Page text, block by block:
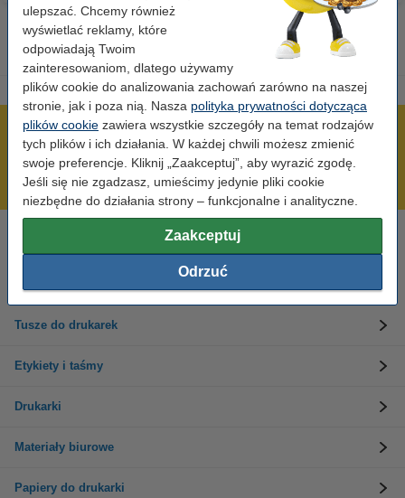
ulepszać. Chcemy również
wyświetlać reklamy, które
odpowiadają Twoim
zainteresowaniom, dlatego używamy
plików cookie do analizowania zachowań zarówno na naszej
stronie, jak i poza nią. Nasza polityka prywatności dotycząca
plików cookie zawiera wszystkie szczegóły na temat rodzajów
tych plików i ich działania. W każdej chwili możesz zmienić
swoje preferencje. Kliknij „Zaakceptuj”, aby wyrazić zgodę.
Jeśli się nie zgadzasz, umieścimy jedynie pliki cookie
niezbędne do działania strony – funkcjonalne i analityczne.
Zaakceptuj
Odrzuć
600 tysięcy zadowolonych klientów
Wysyłka już dzisiaj!
Najniższe ceny!
Potrzebujesz pomocy?
Skontaktuj się z nami 123 123 270
Pn-Pt od 8:00 do 16:00
Tusze do drukarek
Etykiety i taśmy
Drukarki
Materiały biurowe
Papiery do drukarki